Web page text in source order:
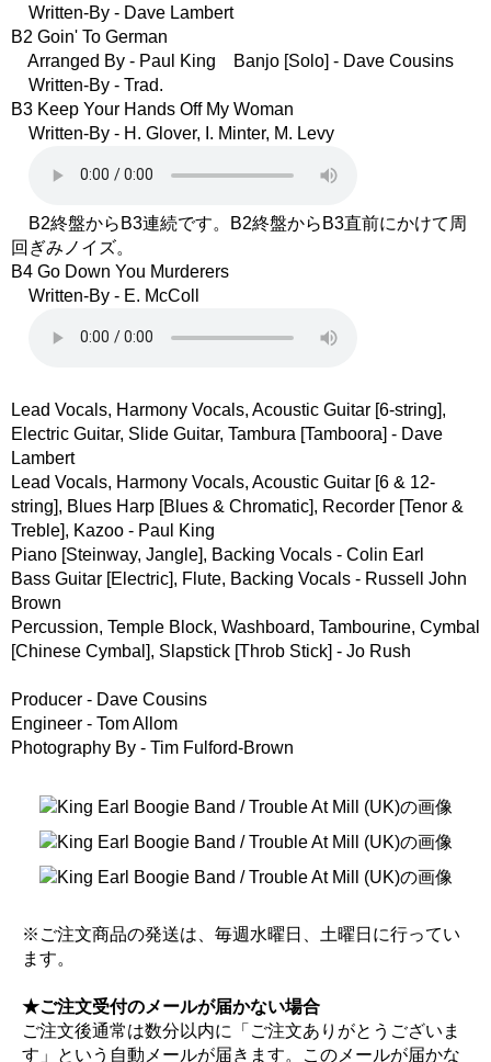
Written-By - Dave Lambert
B2 Goin' To German
Arranged By - Paul King Banjo [Solo] - Dave Cousins
Written-By - Trad.
B3 Keep Your Hands Off My Woman
Written-By - H. Glover, I. Minter, M. Levy
B2終盤からB3連続です。B2終盤からB3直前にかけて周
回ぎみノイズ。
B4 Go Down You Murderers
Written-By - E. McColl
Lead Vocals, Harmony Vocals, Acoustic Guitar [6-string],
Electric Guitar, Slide Guitar, Tambura [Tamboora] - Dave
Lambert
Lead Vocals, Harmony Vocals, Acoustic Guitar [6 & 12-
string], Blues Harp [Blues & Chromatic], Recorder [Tenor &
Treble], Kazoo - Paul King
Piano [Steinway, Jangle], Backing Vocals - Colin Earl
Bass Guitar [Electric], Flute, Backing Vocals - Russell John
Brown
Percussion, Temple Block, Washboard, Tambourine, Cymbal
[Chinese Cymbal], Slapstick [Throb Stick] - Jo Rush
Producer - Dave Cousins
Engineer - Tom Allom
Photography By - Tim Fulford-Brown
※ご注文商品の発送は、毎週水曜日、土曜日に行ってい
ます。
★ご注文受付のメールが届かない場合
ご注文後通常は数分以内に「ご注文ありがとうございま
す」という自動メールが届きます。このメールが届かな